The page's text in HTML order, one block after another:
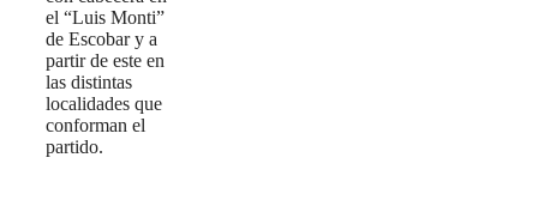
el “Luis Monti”
de Escobar y a
partir de este en
las distintas
localidades que
conforman el
partido.